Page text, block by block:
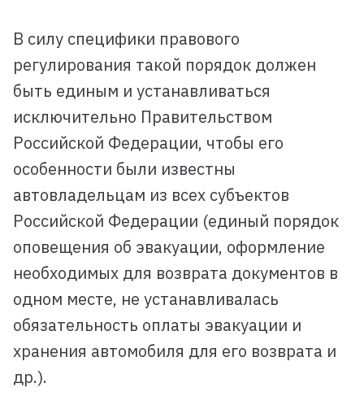
В силу специфики правового
регулирования такой порядок должен
быть единым и устанавливаться
исключительно Правительством
Российской Федерации, чтобы его
особенности были известны
автовладельцам из всех субъектов
Российской Федерации (единый порядок
оповещения об эвакуации, оформление
необходимых для возврата документов в
одном месте, не устанавливалась
обязательность оплаты эвакуации и
хранения автомобиля для его возврата и
др.).